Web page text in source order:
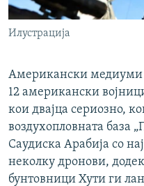
Илустрација
Американски медиуми
12 американски
кои двајца сериозно,
воздухопловната база
Саудиска Арабија со
неколку дронови,
бунтовници Хути ги